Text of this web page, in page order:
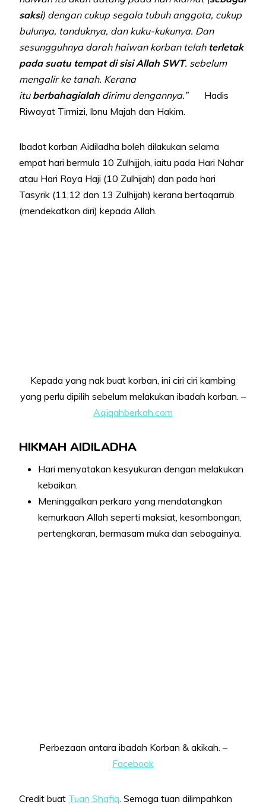
saksi) dengan cukup segala tubuh anggota, cukup
bulunya, tanduknya, dan kuku-kukunya. Dan
sesungguhnya darah haiwan korban telah terletak
pada suatu tempat di sisi Allah SWT. sebelum
mengalir ke tanah. Kerana
itu berbahagialah dirimu dengannya.” Hadis
Riwayat Tirmizi, Ibnu Majah dan Hakim.
Ibadat korban Aidiladha boleh dilakukan selama
empat hari bermula 10 Zulhijjah, iaitu pada Hari Nahar
atau Hari Raya Haji (10 Zulhijah) dan pada hari
Tasyrik (11,12 dan 13 Zulhijah) kerana bertaqarrub
(mendekatkan diri) kepada Allah.
Kepada yang nak buat korban, ini ciri ciri kambing
yang perlu dipilih sebelum melakukan ibadah korban. –
Aqiqahberkah.com
HIKMAH AIDILADHA
Hari menyatakan kesyukuran dengan melakukan
kebaikan.
Meninggalkan perkara yang mendatangkan
kemurkaan Allah seperti maksiat, kesombongan,
pertengkaran, bermasam muka dan sebagainya.
Perbezaan antara ibadah Korban & akikah. –
Facebook
Credit buat Tuan Shafiq . Semoga tuan dilimpahkan